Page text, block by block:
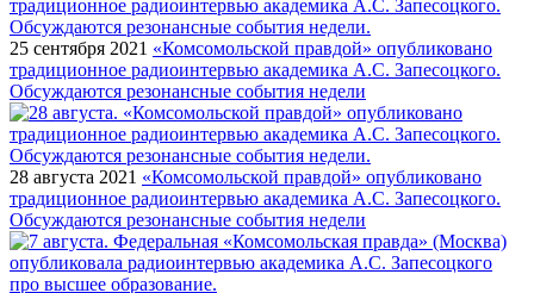
25 сентября 2021 «Комсомольской правдой» опубликовано
традиционное радиоинтервью академика А.С. Запесоцкого.
Обсуждаются резонансные события недели
28 августа 2021 «Комсомольской правдой» опубликовано
традиционное радиоинтервью академика А.С. Запесоцкого.
Обсуждаются резонансные события недели